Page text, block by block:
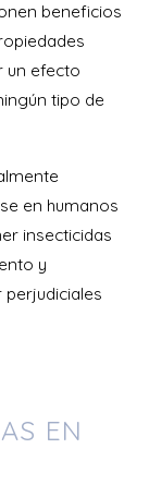
beneficios
un efecto
tipo de
en humanos
insecticidas
y
EN